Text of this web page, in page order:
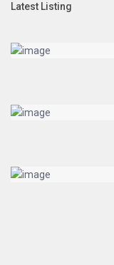
Latest Listing